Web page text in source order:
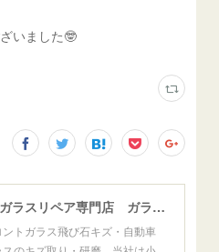
いました🤓
ウインドガラスリペア専門店 ガラスリペア・ヨシダ グラスウェルドジャパン 正規施工店 小松市
トガラス飛び石キズ・自動車